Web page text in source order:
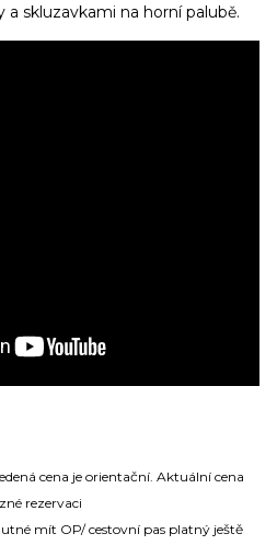
skluzavkami na horní palubě.
cena je orientační. Aktuální cena
rezervaci
mít OP/ cestovní pas platný ještě